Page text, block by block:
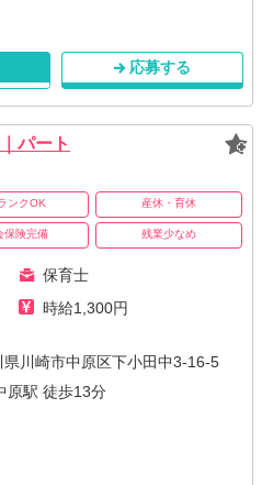
応募する
パート
ンクOK 産休・育休
保険完備 残業少なめ
保育士
時給1,300円
県川崎市中原区下小田中3-16-5
原駅 徒歩13分